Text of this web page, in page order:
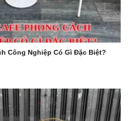
Công Nghiệp Có Gì Đặc Biệt?